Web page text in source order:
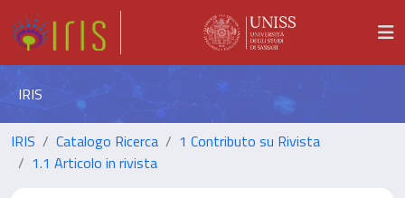
IRIS
IRIS Catalogo Ricerca
1 Contributo su Rivista
1.1 Articolo in rivista